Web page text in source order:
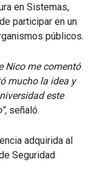
en Sistemas,
participar en un
públicos.
Nico me comentó
mucho la idea y
este
señaló.
adquirida al
Seguridad